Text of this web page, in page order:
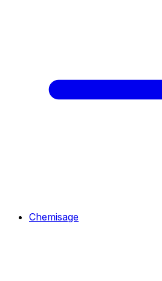
Chemisage